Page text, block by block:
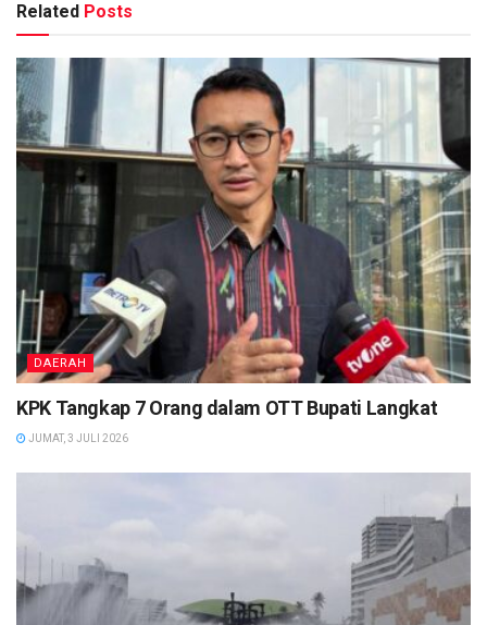
Related Posts
DAERAH
KPK Tangkap 7 Orang dalam OTT Bupati Langkat
JUMAT, 3 JULI 2026